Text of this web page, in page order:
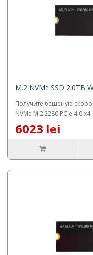
M.2 NVMe SSD 2.0TB
Получите бешеную
NVMe M.2 2280 PCIe 4.0
6023 lei